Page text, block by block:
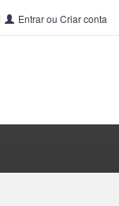
Entrarou Criar conta